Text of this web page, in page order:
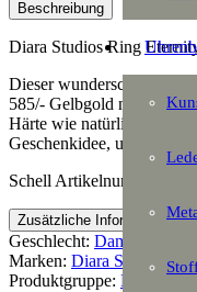
Beschreibung
Diara Studios Ring
Dieser wunderschöne
585/- Gelbgold nicht nur
Härte wie natürliche
Geschenkidee, um
Schell Artikelnummer:
Zusätzliche Information
Geschlecht: Damen
Marken: Diara Studios
Produktgruppe: